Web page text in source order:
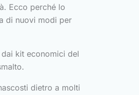
Ecco perché lo
di nuovi modi per
kit economici del
dietro a molti